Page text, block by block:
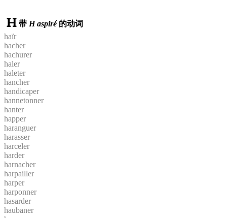
带 H aspiré的动词
haïr
hacher
hachurer
haler
haleter
hancher
handicaper
hannetonner
hanter
happer
haranguer
harasser
harceler
harder
harnacher
harpailler
harper
harponner
hasarder
haubaner